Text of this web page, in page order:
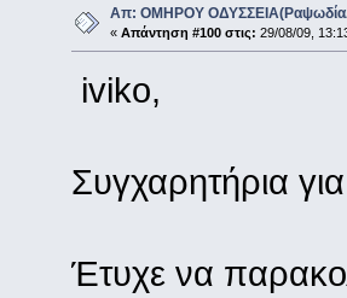
Απ: ΟΜΗΡΟΥ
« Απάντηση #100 στις: 29/08/09,
iviko,
Συγχαρητήρια
Έτυχε να